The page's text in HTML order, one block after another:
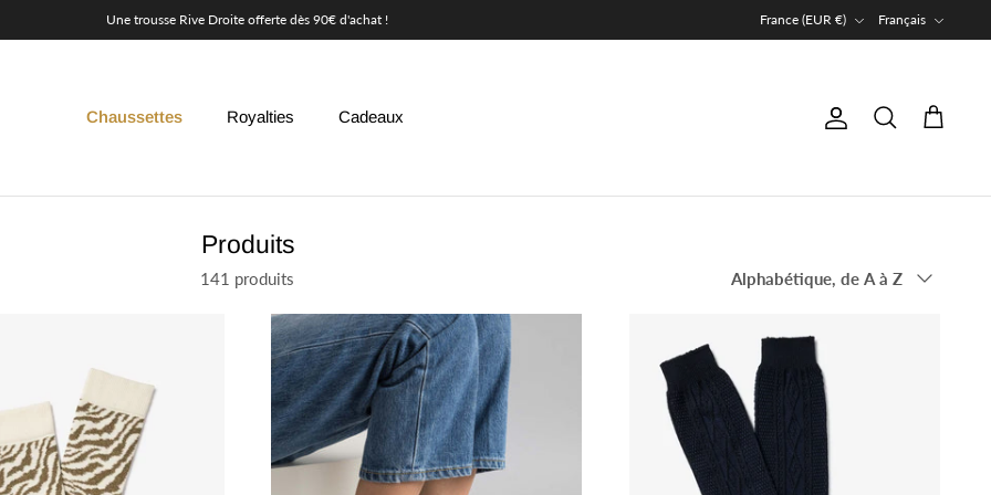
LIVRAISON OFFERTE DÈS 100€ POUR LA FRANCE France (EUR €) Français
Chaussettes Royalties Cadeaux
CompteRecherchePanier
Produits
141 produits
par
Alphabétique, de A à Z